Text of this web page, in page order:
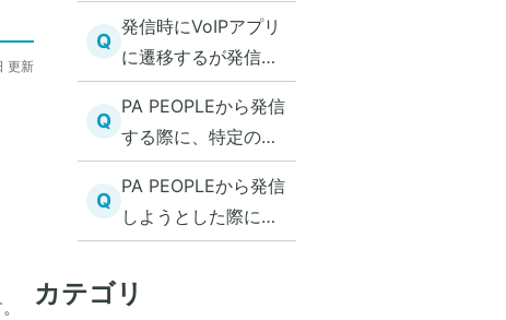
更新
Q
発信時にVoIPアプリ
に遷移するが発信で
きない
Q
PA PEOPLEから発信
する際に、特定の電
話アプリを使って発
信したい
Q
PA PEOPLEから発信
しようとした際に、
「対応するアプリケ
ーションがインスト
ールされていませ
カテゴリ